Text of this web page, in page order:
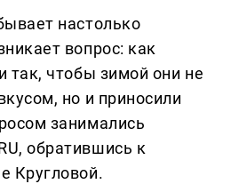
настолько
вопрос: как
так, чтобы зимой они не
но и приносили
занимались
обратившись к
Кругловой.